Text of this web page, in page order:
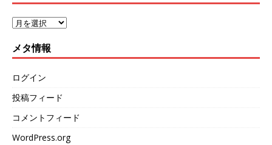
メタ情報
ログイン
投稿フィード
コメントフィード
WordPress.org